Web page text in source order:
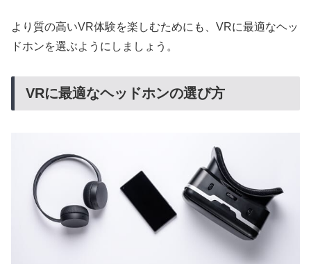
より質の高いVR体験を楽しむためにも、VRに最適なヘッ
ドホンを選ぶようにしましょう。
VRに最適なヘッドホンの選び方